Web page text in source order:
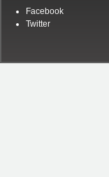
Facebook
Twitter